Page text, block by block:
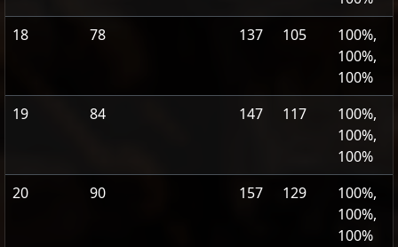
18
78 137 105
100%,
100%,
100%
19
84 147 117
100%,
100%,
100%
20
90 157 129
100%,
100%,
100%